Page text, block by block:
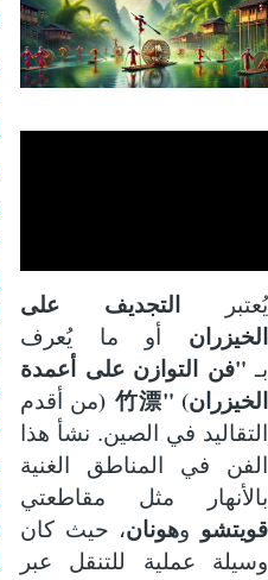
يُعتبر
التجديف على
الخيزران أو ما يُعرف
بـ "فن التوازن على أعمدة
الخيزران" (
竹漂
)من أقدم
التقاليد في الصين. نشأ هذا
الفن في المناطق الغنية
بالأنهار مثل مقاطعتي
قويتشو وهونان، حيث كان
وسيلة عملية للتنقل عبر